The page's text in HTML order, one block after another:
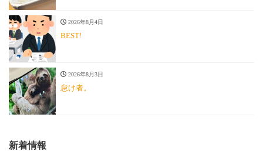
2026年8月4日
BEST!
2026年8月3日
怠け者。
新着情報